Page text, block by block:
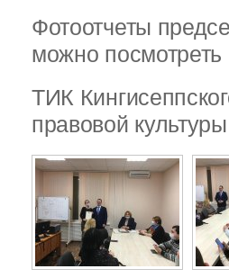
Фотоотчеты
можно посмотреть
ТИК
правовой